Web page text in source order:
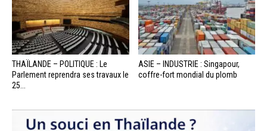
THAÏLANDE – POLITIQUE : Le
Parlement reprendra ses travaux le
25...
ASIE – INDUSTRIE : Singapour,
coffre-fort mondial du plomb